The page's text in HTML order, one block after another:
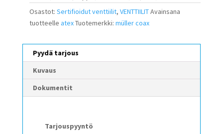
Osastot: Sertifioidut venttiilit, VENTTIILITAvainsana
tuotteelle atexTuotemerkki: müller coax
Pyydä tarjous
Kuvaus
Dokumentit
Tarjouspyyntö